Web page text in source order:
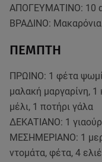
ΑΠΟΓΕΥΜΑΤΙΝΟ: 10
ΒΡΑΔΙΝΟ:
ΠΕΜΠΤΗ
ΠΡΩΙΝΟ: 1 φέτα
μαλακή μαργαρίνη,
μέλι, 1 ποτήρι γάλα
ΔΕΚΑΤΙΑΝΟ: 1
ΜΕΣΗΜΕΡΙΑΝΟ: 1
ντομάτα, φέτα, 4